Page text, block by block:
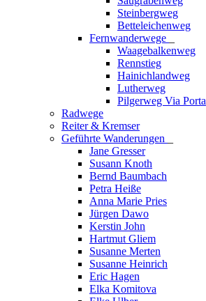
Steinbergweg
Betteleichenweg
Fernwanderwege
Waagebalkenweg
Rennstieg
Hainichlandweg
Lutherweg
Pilgerweg Via Porta
Radwege
Reiter & Kremser
Geführte Wanderungen
Jane Gresser
Susann Knoth
Bernd Baumbach
Petra Heiße
Anna Marie Pries
Jürgen Dawo
Kerstin John
Hartmut Gliem
Susanne Merten
Susanne Heinrich
Eric Hagen
Elka Komitova